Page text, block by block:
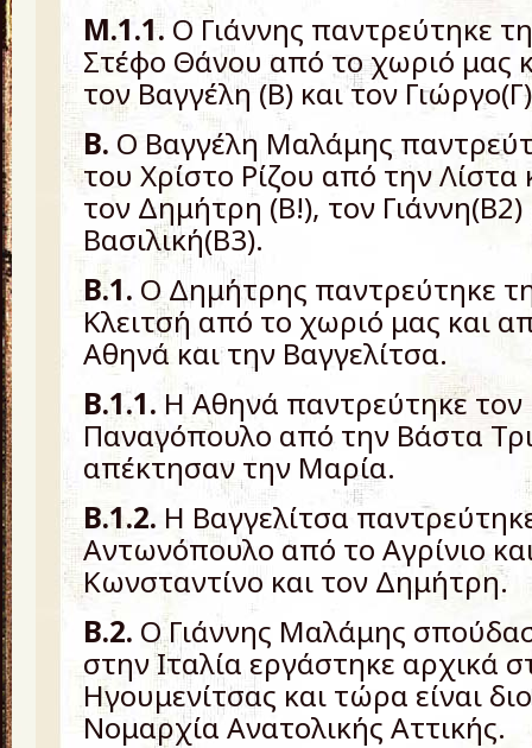
Μ.1.1. Ο Γιάννης παντρεύτηκε
Στέφο Θάνου από το χωριό μας
τον Βαγγέλη (Β) και τον
Β. Ο Βαγγέλη Μαλάμης
του Χρίστο Ρίζου από την
τον Δημήτρη (Β!), τον Γιάννη(Β2)
Βασιλική(Β3).
Β.1. Ο Δημήτρης παντρεύτηκε
Κλειτσή από το χωριό μας και
Αθηνά και την Βαγγελίτσα.
Β.1.1. Η Αθηνά παντρεύτηκε τον
Παναγόπουλο από την Βάστα
απέκτησαν την Μαρία.
Β.1.2. Η Βαγγελίτσα
Αντωνόπουλο από το Αγρίνιο
Κωνσταντίνο και τον Δημήτρη.
Β.2. Ο Γιάννης Μαλάμης
στην Ιταλία εργάστηκε αρχικά
Ηγουμενίτσας και τώρα είναι
Νομαρχία Ανατολικής Αττικής.